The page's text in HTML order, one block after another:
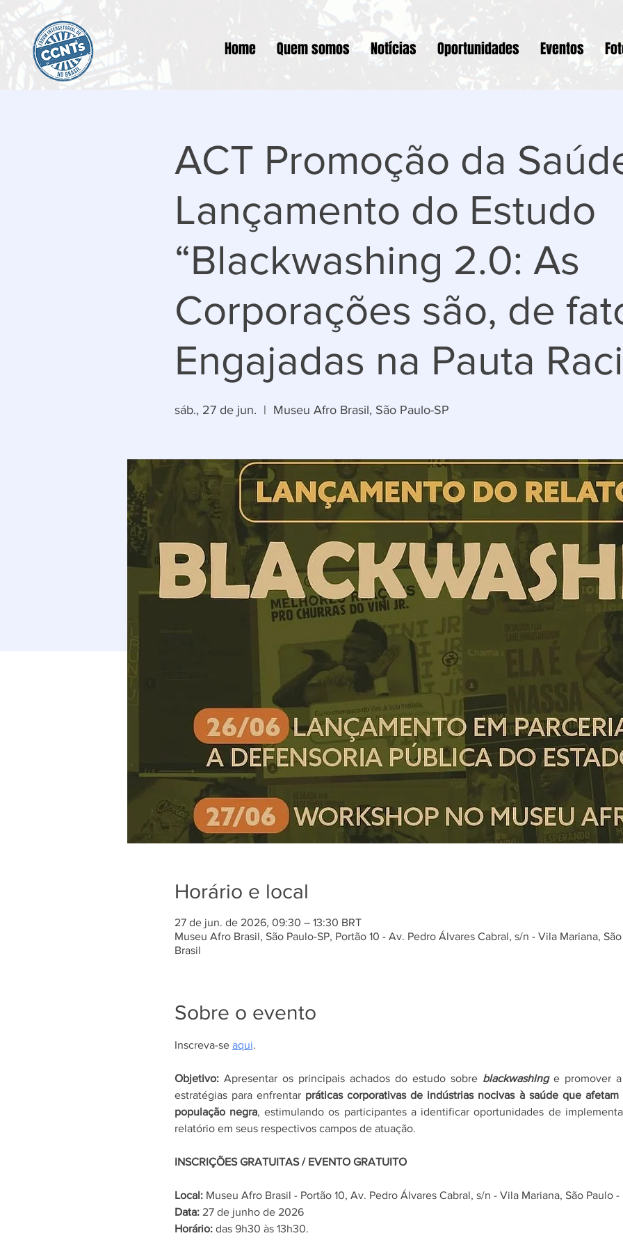
Home Quem somos Notícias Oportunidades Eventos
ACT Promoção da
Lançamento do Estudo
“Blackwashing 2.0: As
Corporações são, de
Engajadas na Pauta
sáb., 27 de jun.
  |
Museu Afro Brasil, São Paulo-SP
Horário e local
27 de jun. de 2026, 09:30 – 13:30 BRT
Museu Afro Brasil, São Paulo-SP, Portão 10 - Av. Pedro Álvares Cabral, s/n - Vila Mariana,
Brasil
Sobre o evento
Inscreva-se aqui.
Objetivo: Apresentar os principais achados do estudo sobre blackwashing e promover
estratégias para enfrentar práticas corporativas de indústrias nocivas à saúde que
população negra, estimulando os participantes a identificar oportunidades de
relatório em seus respectivos campos de atuação.
INSCRIÇÕES GRATUITAS / EVENTO GRATUITO
Local: Museu Afro Brasil - Portão 10, Av. Pedro Álvares Cabral, s/n - Vila Mariana, São Paulo -
Data: 27 de junho de 2026
Horário: das 9h30 às 13h30.